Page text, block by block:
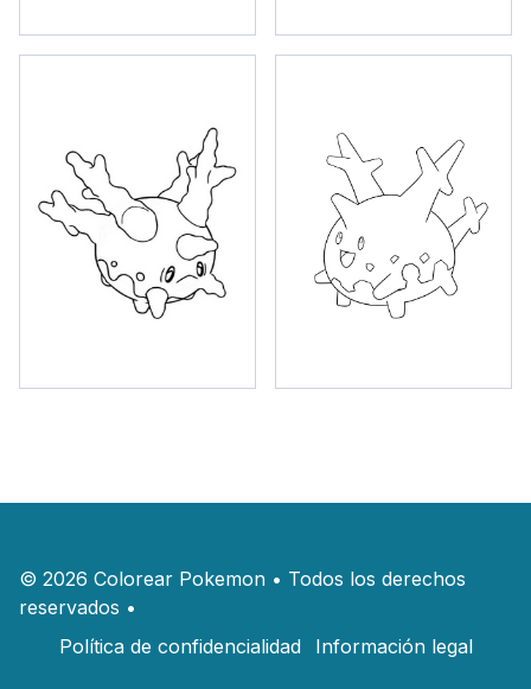
© 2026 Colorear Pokemon • Todos los derechos
reservados •
Política de confidencialidad
Información legal